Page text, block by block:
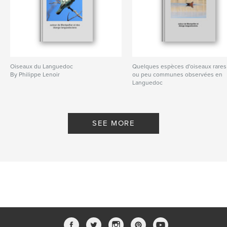
Oiseaux du Languedoc
By Philippe Lenoir
Quelques espèces d'oiseaux rares
ou peu communes observées en
Languedoc
SEE MORE